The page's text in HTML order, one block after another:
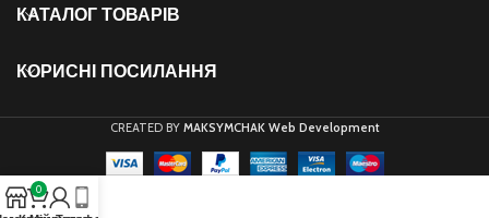
КАТАЛОГ ТОВАРІВ
КОРИСНІ ПОСИЛАННЯ
CREATED BY MAKSYMCHAK Web Development
0